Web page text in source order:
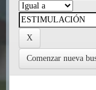
Comenzar nueva